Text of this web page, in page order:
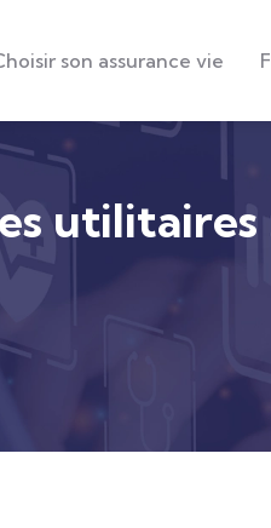
son assurance vie